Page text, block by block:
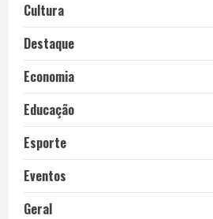
Cultura
Destaque
Economia
Educação
Esporte
Eventos
Geral